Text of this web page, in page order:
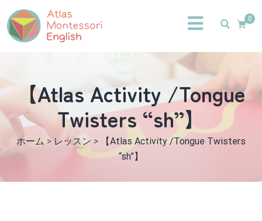
0
【Atlas Activity /Tongue
Twisters “sh”】
ホーム >レッスン >
【Atlas Activity /Tongue Twisters
“sh”】